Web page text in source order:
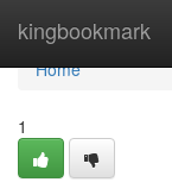
kingbookmark
Home
Home
1